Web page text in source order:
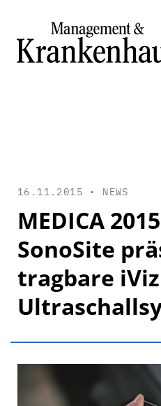
16.11.2015 • NEWS
MEDICA
SonoSite
tragbare iViz